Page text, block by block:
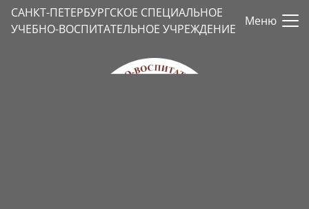
САНКТ-ПЕТЕРБУРГСКОЕ СПЕЦИАЛЬНОЕ
УЧЕБНО-ВОСПИТАТЕЛЬНОЕ УЧРЕЖДЕНИЕ
Меню